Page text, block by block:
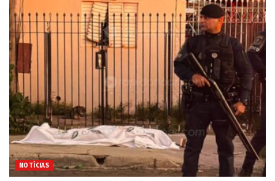
NOTÍCIAS